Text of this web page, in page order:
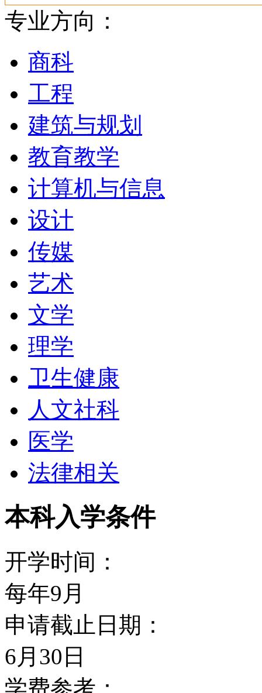
申请费用：
海外学生人数：1350人
平均生活费：12000英镑
授予的学位：学士、硕
学校的课程设置与当今
70%的课程设有实习课
地方有世界著名的公司
马汽车公司，美国国际
司等，为此，伯恩茅斯
93.4%。伯恩茅斯大学
学，许多课程的设置独
找到相同的课程。
学校目前有学生将近14
家的外国留学生1200名
伯恩茅斯大学设有7所学
界经济成长的专业领域
时，校园位于全英国风
色沙滩的海滨，绵延崎
大的天然海湾。
专业方向：
商科
工程
建筑与规划
教育教学
计算机与信息
设计
传媒
艺术
文学
理学
卫生健康
人文社科
医学
法律相关
本科入学条件
开学时间：
每年9月
申请截止日期：
6月30日
学费参考：